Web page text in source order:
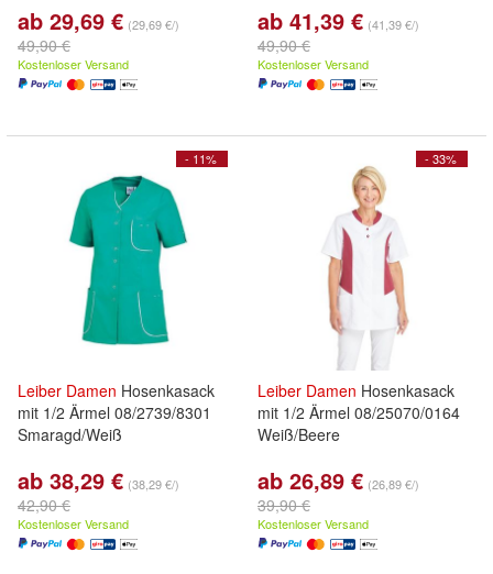
ab 29,69 € (29,69 €/)
49,90 €
Kostenloser Versand
ab 41,39 € (41,39 €/)
49,90 €
Kostenloser Versand
- 11%
Leiber Damen Hosenkasack
mit 1/2 Ärmel 08/2739/8301
Smaragd/Weiß
ab 38,29 € (38,29 €/)
42,90 €
Kostenloser Versand
- 33%
Leiber Damen Hosenkasack
mit 1/2 Ärmel 08/25070/0164
Weiß/Beere
ab 26,89 € (26,89 €/)
39,90 €
Kostenloser Versand